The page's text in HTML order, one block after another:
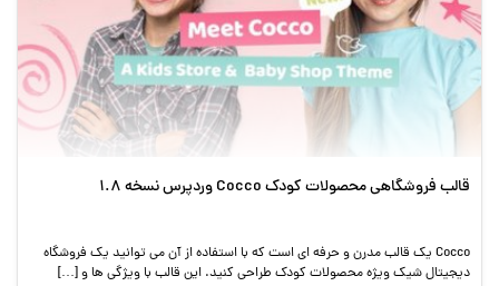
قالب فروشگاهی محصولات کودک Cocco وردپرس نسخه 1.8
Cocco یک قالب مدرن و حرفه ای است که با استفاده از آن می توانید یک فروشگاه
دیجیتال شیک ویژه محصولات کودک طراحی کنید. این قالب با ویژگی ها و […]